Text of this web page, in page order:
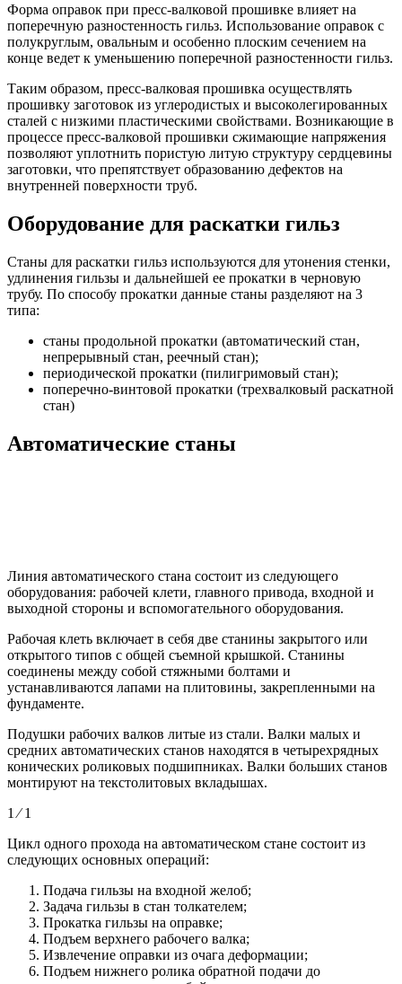
Форма оправок при пресс-валковой прошивке влияет на
поперечную разностенность гильз. Использование оправок с
полукруглым, овальным и особенно плоским сечением на
конце ведет к уменьшению поперечной разностенности гильз.
Таким образом, пресс-валковая прошивка осуществлять
прошивку заготовок из углеродистых и высоколегированных
сталей с низкими пластическими свойствами. Возникающие в
процессе пресс-валковой прошивки сжимающие напряжения
позволяют уплотнить пористую литую структуру сердцевины
заготовки, что препятствует образованию дефектов на
внутренней поверхности труб.
Оборудование для раскатки гильз
Станы для раскатки гильз используются для утонения стенки,
удлинения гильзы и дальнейшей ее прокатки в черновую
трубу. По способу прокатки данные станы разделяют на 3
типа:
станы продольной прокатки (автоматический стан,
непрерывный стан, реечный стан);
периодической прокатки (пилигримовый стан);
поперечно-винтовой прокатки (трехвалковый раскатной
стан)
Автоматические станы
Линия автоматического стана состоит из следующего
оборудования: рабочей клети, главного привода, входной и
выходной стороны и вспомогательного оборудования.
Рабочая клеть включает в себя две станины закрытого или
открытого типов с общей съемной крышкой. Станины
соединены между собой стяжными болтами и
устанавливаются лапами на плитовины, закрепленными на
фундаменте.
Подушки рабочих валков литые из стали. Валки малых и
средних автоматических станов находятся в четырехрядных
конических роликовых подшипниках. Валки больших станов
монтируют на текстолитовых вкладышах.
1 ⁄ 1
Цикл одного прохода на автоматическом стане состоит из
следующих основных операций:
Подача гильзы на входной желоб;
Задача гильзы в стан толкателем;
Прокатка гильзы на оправке;
Подъем верхнего рабочего валка;
Извлечение оправки из очага деформации;
Подъем нижнего ролика обратной подачи до